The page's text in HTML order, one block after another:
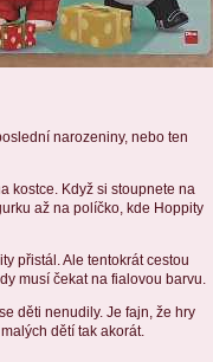
narozeniny, nebo ten
kostce. Když si stoupnete na
až na políčko, kde Hoppity
přistál. Ale tentokrát cestou
musí čekat na fialovou barvu.
děti nenudily. Je fajn, že hry
dětí tak akorát.